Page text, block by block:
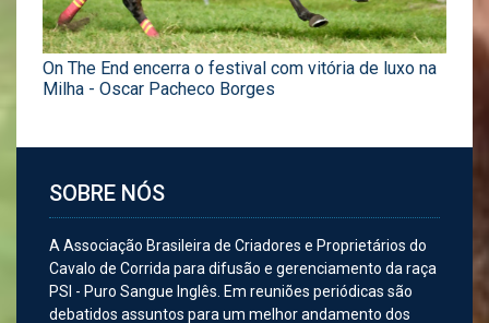
On The End encerra o festival com vitória de luxo na
Milha - Oscar Pacheco Borges
SOBRE NÓS
A Associação Brasileira de Criadores e Proprietários do
Cavalo de Corrida para difusão e gerenciamento da raça
PSI - Puro Sangue Inglês. Em reuniões periódicas são
debatidos assuntos para um melhor andamento dos